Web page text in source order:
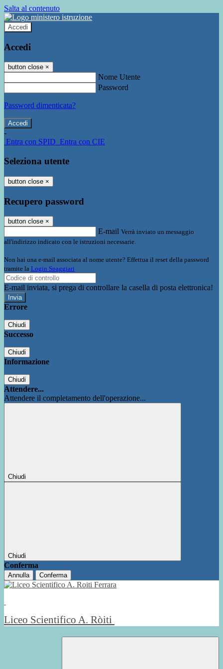
Salta al contenuto
Accedi
Accedi
button close ×
Nome Utente
Password
Password dimenticata?
-
Entra con SPID Entra con CIE
Seleziona utente
button close ×
Recupero password
button close ×
E-mail Verrà inviato un messaggio
all'indirizzo indicato con le istruzioni necessarie.
Non hai una e-mail associata al nome utente? Effettua il reset della password
tramite la Login Spaggiari
E-mail inviata, si prega di controllare la casella di posta elettronica!
Errore
Chiudi
Successo
Chiudi
Informazione
Chiudi
Attendere...
Attendere il completamento dell'operazione...
Chiudi
Chiudi
Conferma
Annulla Conferma
Liceo Scientifico A. Ròiti